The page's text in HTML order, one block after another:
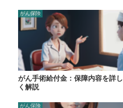
がん保険
がん手術給付金：保障内容を詳し
く解説
がん保険